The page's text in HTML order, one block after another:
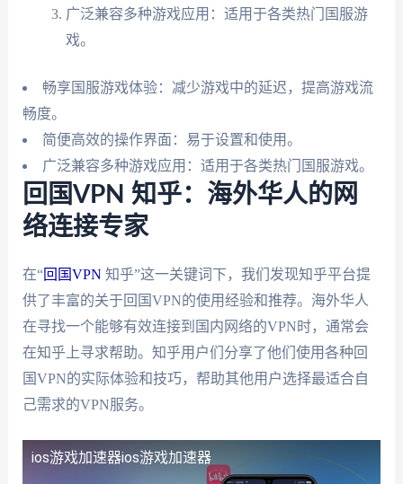
广泛兼容多种游戏应用：适用于各类热门国服游
戏。
畅享国服游戏体验：减少游戏中的延迟，提高游戏流
畅度。
简便高效的操作界面：易于设置和使用。
广泛兼容多种游戏应用：适用于各类热门国服游戏。
回国VPN 知乎：海外华人的网
络连接专家
在“回国VPN 知乎”这一关键词下，我们发现知乎平台提
供了丰富的关于回国VPN的使用经验和推荐。海外华人
在寻找一个能够有效连接到国内网络的VPN时，通常会
在知乎上寻求帮助。知乎用户们分享了他们使用各种回
国VPN的实际体验和技巧，帮助其他用户选择最适合自
己需求的VPN服务。
ios游戏加速器ios游戏加速器